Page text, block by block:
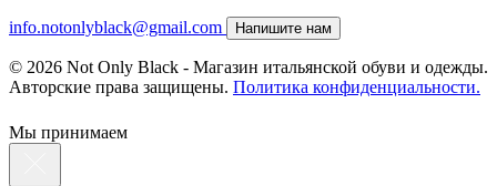
info.notonlyblack@gmail.com Напишите нам
© 2026 Not Only Black - Магазин итальянской обуви и одежды.
Авторские права защищены. Политика конфиденциальности.
Мы принимаем